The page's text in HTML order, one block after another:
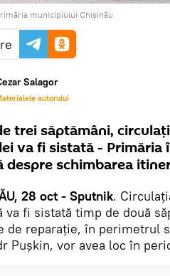
municipiului Chișinău
Salagor
autorului
trei săptămâni,
va fi sistată -
despre schimbarea
28 oct - Sputnik.
va fi sistată timp de două
de reparație, în perimetrul
Pușkin, vor avea loc în